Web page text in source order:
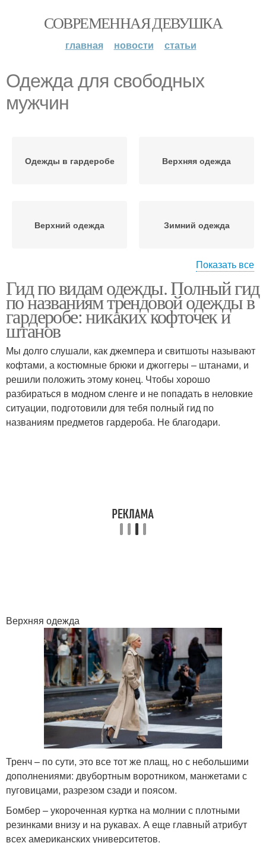
СОВРЕМЕННАЯ ДЕВУШКА
главная новости статьи
Одежда для свободных
мужчин
Одежды в гардеробе Верхняя одежда
Верхний одежда Зимний одежда
Одежды для женщин Одежды по назначению
Летняя одежда Летний одежда
Одежды по порядку
Одежда с необычными
названиями
Показать все
Гид по видам одежды. Полный гид
по названиям трендовой одежды в
гардеробе: никаких кофточек и
штанов
Мы долго слушали, как джемпера и свитшоты называют
кофтами, а костюмные брюки и джоггеры – штанами, и
решили положить этому конец. Чтобы хорошо
разбираться в модном сленге и не попадать в неловкие
ситуации, подготовили для тебя полный гид по
названиям предметов гардероба. Не благодари.
Верхняя одежда
Тренч – по сути, это все тот же плащ, но с небольшими
дополнениями: двубортным воротником, манжетами с
пуговицами, разрезом сзади и поясом.
Бомбер – укороченная куртка на молнии с плотными
резинками внизу и на рукавах. А еще главный атрибут
всех американских университетов.